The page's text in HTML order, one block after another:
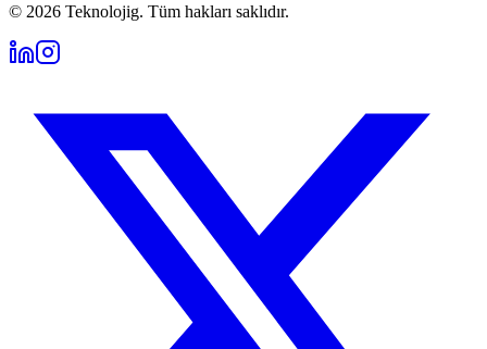
© 2026 Teknolojig. Tüm hakları saklıdır.